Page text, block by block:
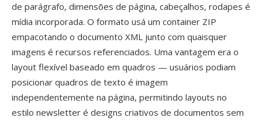
de parágrafo, dimensões de página, cabeçalhos, rodapes é
mídia incorporada. O formato usá um container ZIP
empacotando o documento XML junto com quaisquer
imagens é recursos referenciados. Uma vantagem era o
layout flexível baseado em quadros — usuários podiam
posicionar quadros de texto é imagem
independentemente na página, permitindo layouts no
estilo newsletter é designs criativos de documentos sem